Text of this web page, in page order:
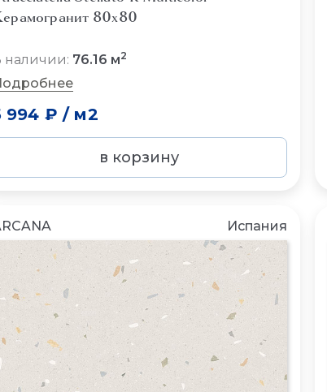
80x80
наличии: 76.16 м2
994 ₽ / м2
в корзину
Испания